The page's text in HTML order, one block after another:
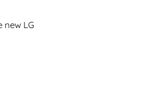
new LG